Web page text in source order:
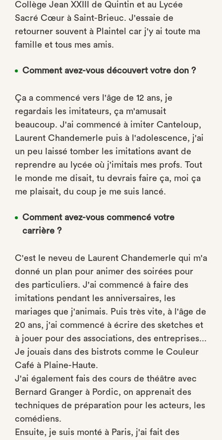
Collège Jean XXIII de Quintin et au Lycée
Sacré Cœur à Saint-Brieuc. J'essaie de
retourner souvent à Plaintel car j'y ai toute ma
famille et tous mes amis.
Comment avez-vous découvert votre don ?
Ça a commencé vers l'âge de 12 ans, je
regardais les imitateurs, ça m'amusait
beaucoup. J'ai commencé à imiter Canteloup,
Laurent Chandemerle puis à l'adolescence, j'ai
un peu laissé tomber les imitations avant de
reprendre au lycée où j'imitais mes profs. Tout
le monde me disait, tu devrais faire ça, moi ça
me plaisait, du coup je me suis lancé.
Comment avez-vous commencé votre
carrière ?
C'est le neveu de Laurent Chandemerle qui m'a
donné un plan pour animer des soirées pour
des particuliers. J'ai commencé à faire des
imitations pendant les anniversaires, les
mariages que j'animais. Puis très vite, à l'âge de
20 ans, j'ai commencé à écrire des sketches et
à jouer pour des associations, des entreprises...
Je jouais dans des bistrots comme le Couleur
Café à Plaine-Haute.
J'ai également fais des cours de théâtre avec
Bernard Granger à Pordic, on apprenait des
techniques de préparation pour les acteurs, les
comédiens.
Ensuite, je suis monté à Paris, j'ai fait des